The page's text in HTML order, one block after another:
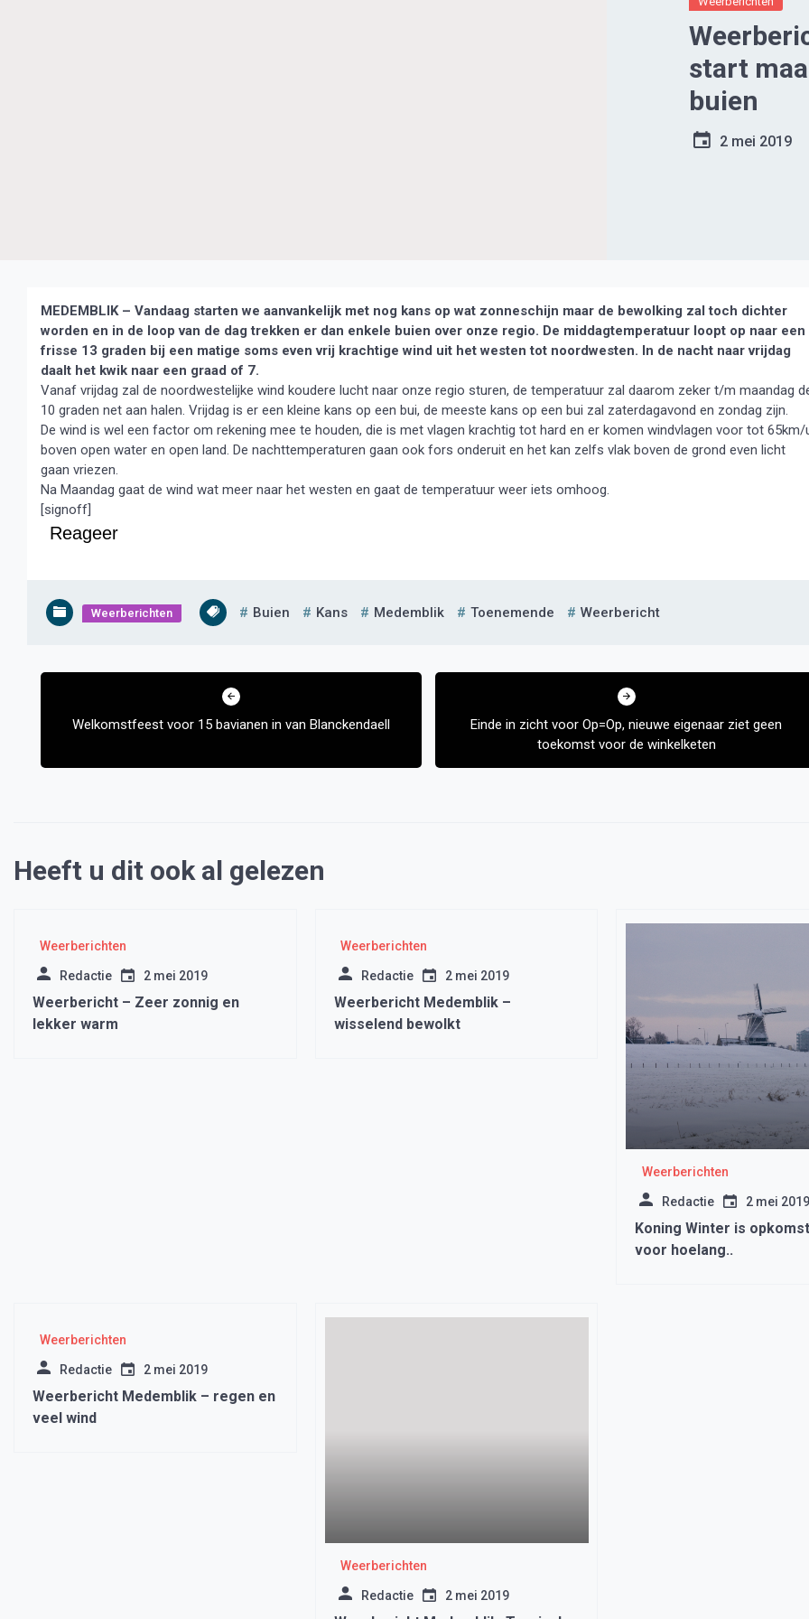
start
buien
2 mei 2019
MEDEMBLIK – Vandaag starten we aanvankelijk met nog kans op wat zonneschijn maar de bewolking zal toch dichter
worden en in de loop van de dag trekken er dan enkele buien over onze regio. De middagtemperatuur loopt op naar een
frisse 13 graden bij een matige soms even vrij krachtige wind uit het westen tot noordwesten. In de nacht naar vrijdag
daalt het kwik naar een graad of 7.
Vanaf vrijdag zal de noordwestelijke wind koudere lucht naar onze regio sturen, de temperatuur zal daarom zeker t/m maandag
10 graden net aan halen. Vrijdag is er een kleine kans op een bui, de meeste kans op een bui zal zaterdagavond en zondag zijn.
De wind is wel een factor om rekening mee te houden, die is met vlagen krachtig tot hard en er komen windvlagen voor tot 65km/
boven open water en open land. De nachttemperaturen gaan ook fors onderuit en het kan zelfs vlak boven de grond even licht
gaan vriezen.
Na Maandag gaat de wind wat meer naar het westen en gaat de temperatuur weer iets omhoog.
[signoff]
Reageer
Weerberichten Buien Kans Medemblik Toenemende Weerbericht
Bericht
Welkomstfeest voor 15 bavianen in van Blanckendaell
Einde in zicht voor Op=Op, nieuwe eigenaar ziet geen
toekomst voor de winkelketen
Heeft u dit ook al gelezen
Weerberichten
Redactie 2 mei 2019
Weerbericht – Zeer zonnig en
lekker warm
Weerberichten
Redactie 2 mei 2019
Weerbericht Medemblik –
wisselend bewolkt
Weerberichten
Redactie 2 mei 2019
Koning Winter is
voor hoelang..
Weerberichten
Redactie 2 mei 2019
Weerbericht Medemblik – regen en
veel wind
Weerberichten
Redactie 2 mei 2019